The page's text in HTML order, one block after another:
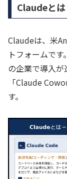
Claudeとは
Claudeは、米
トフォームで
の企業で導入
「Claude
す。